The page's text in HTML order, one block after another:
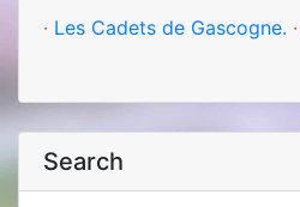
· Les Cadets de Gascogne. ·
Search